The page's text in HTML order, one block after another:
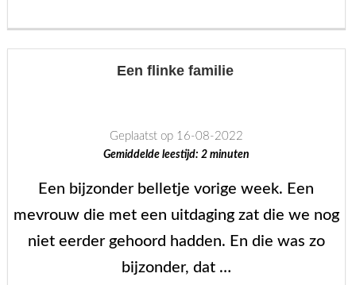
kosten!”
Een flinke familie
Geplaatst op 16-08-2022
Gemiddelde leestijd: 2 minuten
Een bijzonder belletje vorige week. Een
mevrouw die met een uitdaging zat die we nog
niet eerder gehoord hadden. En die was zo
bijzonder, dat …